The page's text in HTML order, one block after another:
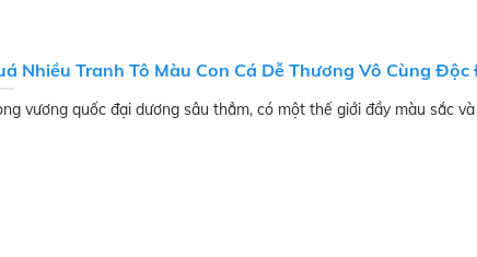
Nhiều Tranh Tô Màu Con Cá Dễ Thương Vô Cùng Độc
vương quốc đại dương sâu thẳm, có một thế giới đầy màu sắc và